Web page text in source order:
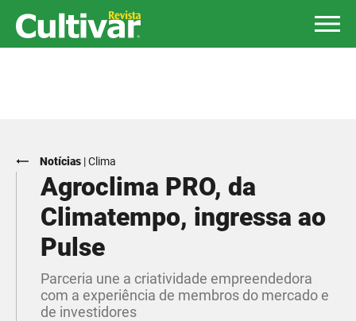
Notícias |Clima
Agroclima PRO, da
Climatempo, ingressa ao
Pulse
Parceria une a criatividade empreendedora
com a experiência de membros do mercado e
de investidores